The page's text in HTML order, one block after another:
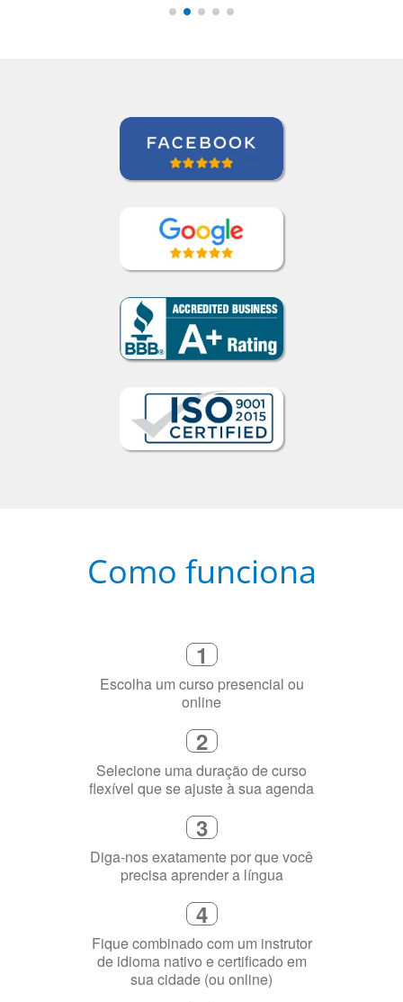
Miguel Moneró
Como funciona
1
Escolha um curso presencial ou
online
2
Selecione uma duração de curso
flexível que se ajuste à sua agenda
3
Diga-nos exatamente por que você
precisa aprender a língua
4
Fique combinado com um instrutor
de idioma nativo e certificado em
sua cidade (ou online)